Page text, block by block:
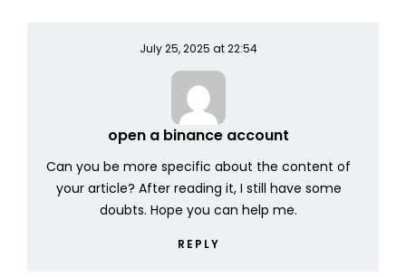
July 25, 2025 at 22:54
open a binance account
Can you be more specific about the content of
your article? After reading it, I still have some
doubts. Hope you can help me.
REPLY